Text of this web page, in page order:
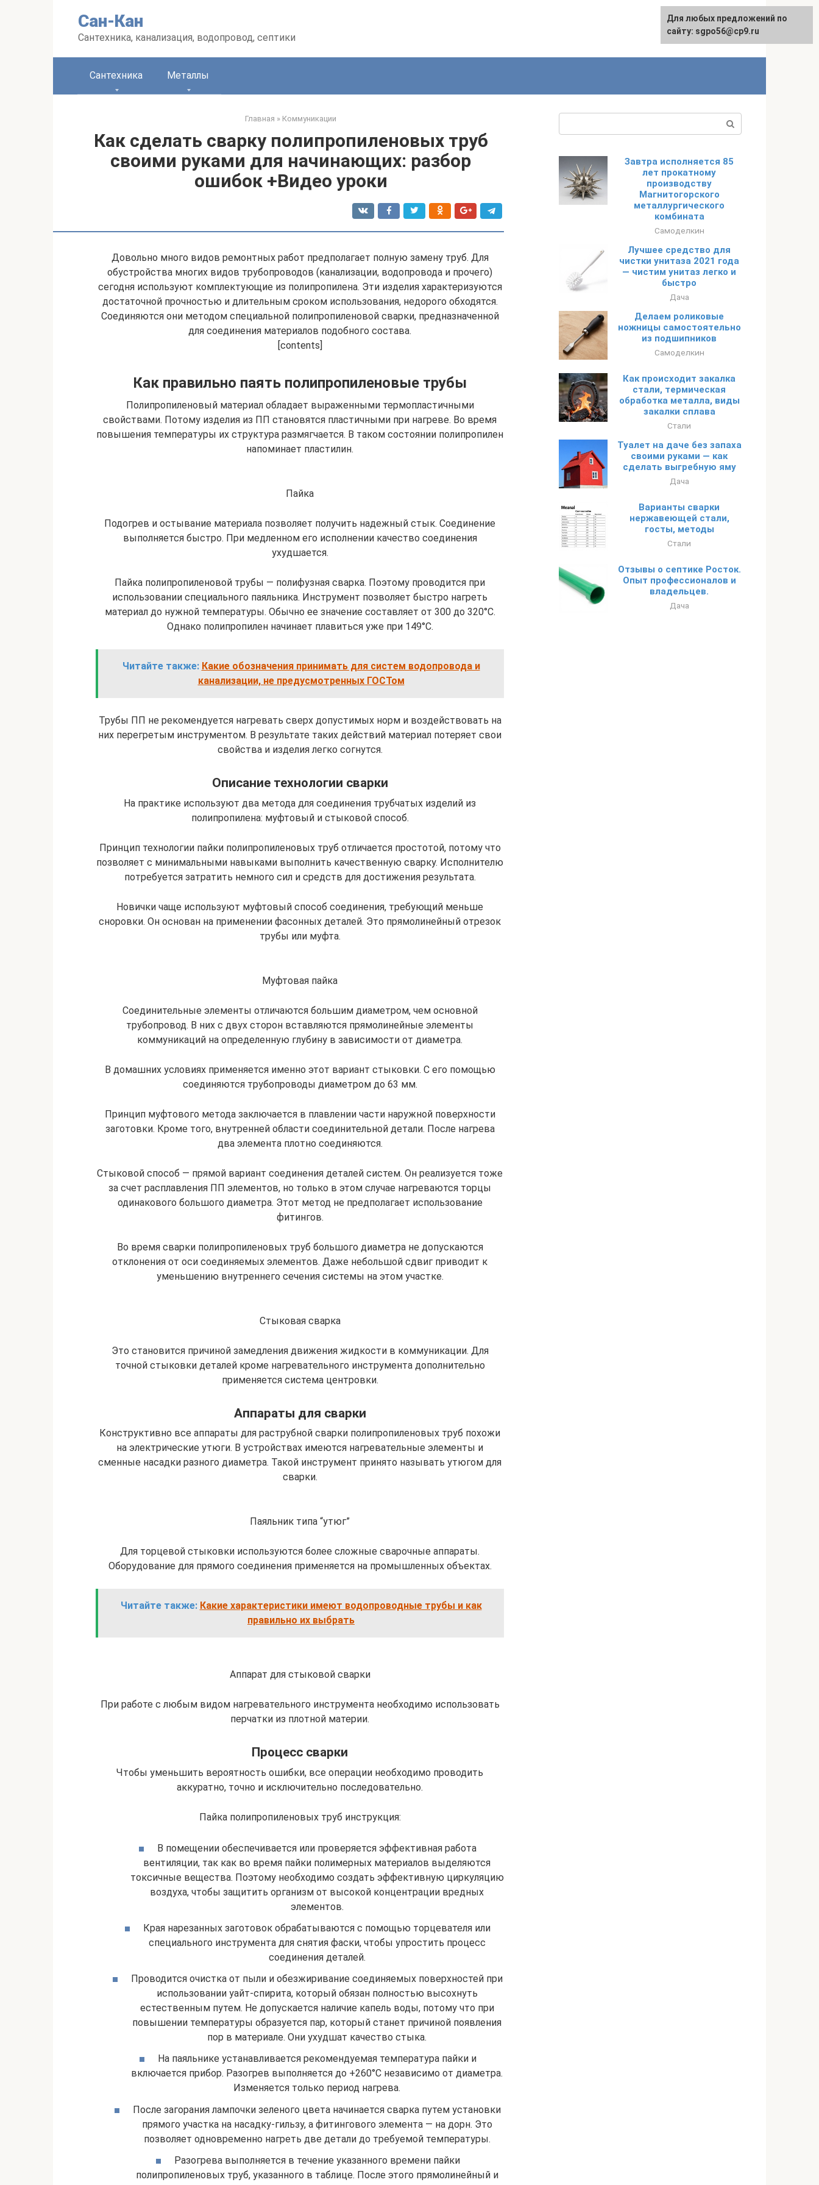
Сан-Кан
Сантехника, канализация, водопровод, септики
English
Сантехника Металлы
Главная » Коммуникации
Как сделать сварку полипропиленовых труб
своими руками для начинающих: разбор
ошибок +Видео уроки
Довольно много видов ремонтных работ предполагает полную замену труб. Для
обустройства многих видов трубопроводов (канализации, водопровода и прочего)
сегодня используют комплектующие из полипропилена. Эти изделия характеризуются
достаточной прочностью и длительным сроком использования, недорого обходятся.
Соединяются они методом специальной полипропиленовой сварки, предназначенной
для соединения материалов подобного состава.
[contents]
Как правильно паять полипропиленовые трубы
Полипропиленовый материал обладает выраженными термопластичными
свойствами. Потому изделия из ПП становятся пластичными при нагреве. Во время
повышения температуры их структура размягчается. В таком состоянии полипропилен
напоминает пластилин.
Пайка
Подогрев и остывание материала позволяет получить надежный стык. Соединение
выполняется быстро. При медленном его исполнении качество соединения
ухудшается.
Пайка полипропиленовой трубы — полифузная сварка. Поэтому проводится при
использовании специального паяльника. Инструмент позволяет быстро нагреть
материал до нужной температуры. Обычно ее значение составляет от 300 до 320°C.
Однако полипропилен начинает плавиться уже при 149°C.
Читайте также: Какие обозначения принимать для систем водопровода и
канализации, не предусмотренных ГОСТом
Трубы ПП не рекомендуется нагревать сверх допустимых норм и воздействовать на
них перегретым инструментом. В результате таких действий материал потеряет свои
свойства и изделия легко согнутся.
Описание технологии сварки
На практике используют два метода для соединения трубчатых изделий из
полипропилена: муфтовый и стыковой способ.
Принцип технологии пайки полипропиленовых труб отличается простотой, потому что
позволяет с минимальными навыками выполнить качественную сварку. Исполнителю
потребуется затратить немного сил и средств для достижения результата.
Новички чаще используют муфтовый способ соединения, требующий меньше
сноровки. Он основан на применении фасонных деталей. Это прямолинейный отрезок
трубы или муфта.
Муфтовая пайка
Соединительные элементы отличаются большим диаметром, чем основной
трубопровод. В них с двух сторон вставляются прямолинейные элементы
коммуникаций на определенную глубину в зависимости от диаметра.
В домашних условиях применяется именно этот вариант стыковки. С его помощью
соединяются трубопроводы диаметром до 63 мм.
Принцип муфтового метода заключается в плавлении части наружной поверхности
заготовки. Кроме того, внутренней области соединительной детали. После нагрева
два элемента плотно соединяются.
Стыковой способ — прямой вариант соединения деталей систем. Он реализуется тоже
за счет расплавления ПП элементов, но только в этом случае нагреваются торцы
одинакового большого диаметра. Этот метод не предполагает использование
фитингов.
Во время сварки полипропиленовых труб большого диаметра не допускаются
отклонения от оси соединяемых элементов. Даже небольшой сдвиг приводит к
уменьшению внутреннего сечения системы на этом участке.
Стыковая сварка
Это становится причиной замедления движения жидкости в коммуникации. Для
точной стыковки деталей кроме нагревательного инструмента дополнительно
применяется система центровки.
Аппараты для сварки
Конструктивно все аппараты для раструбной сварки полипропиленовых труб похожи
на электрические утюги. В устройствах имеются нагревательные элементы и
сменные насадки разного диаметра. Такой инструмент принято называть утюгом для
сварки.
Паяльник типа “утюг”
Для торцевой стыковки используются более сложные сварочные аппараты.
Оборудование для прямого соединения применяется на промышленных объектах.
Читайте также: Какие характеристики имеют водопроводные трубы и как
правильно их выбрать
Аппарат для стыковой сварки
При работе с любым видом нагревательного инструмента необходимо использовать
перчатки из плотной материи.
Процесс сварки
Чтобы уменьшить вероятность ошибки, все операции необходимо проводить
аккуратно, точно и исключительно последовательно.
Пайка полипропиленовых труб инструкция:
В помещении обеспечивается или проверяется эффективная работа
вентиляции, так как во время пайки полимерных материалов выделяются
токсичные вещества. Поэтому необходимо создать эффективную циркуляцию
воздуха, чтобы защитить организм от высокой концентрации вредных
элементов.
Края нарезанных заготовок обрабатываются с помощью торцевателя или
специального инструмента для снятия фаски, чтобы упростить процесс
соединения деталей.
Проводится очистка от пыли и обезжиривание соединяемых поверхностей при
использовании уайт-спирита, который обязан полностью высохнуть
естественным путем. Не допускается наличие капель воды, потому что при
повышении температуры образуется пар, который станет причиной появления
пор в материале. Они ухудшат качество стыка.
На паяльнике устанавливается рекомендуемая температура пайки и
включается прибор. Разогрев выполняется до +260°C независимо от диаметра.
Изменяется только период нагрева.
После загорания лампочки зеленого цвета начинается сварка путем установки
прямого участка на насадку-гильзу, а фитингового элемента — на дорн. Это
позволяет одновременно нагреть две детали до требуемой температуры.
Разогрева выполняется в течение указанного времени пайки
полипропиленовых труб, указанного в таблице. После этого прямолинейный и
Завтра исполняется 85
лет прокатному
производству
Магнитогорского
металлургического
комбината
Самоделкин
Лучшее средство для
чистки унитаза 2021 года
— чистим унитаз легко и
быстро
Дача
Делаем роликовые
ножницы самостоятельно
из подшипников
Самоделкин
Как происходит закалка
стали, термическая
обработка металла, виды
закалки сплава
Стали
Туалет на даче без запаха
своими руками — как
сделать выгребную яму
Дача
Варианты сварки
нержавеющей стали,
госты, методы
Стали
Отзывы о септике Росток.
Опыт профессионалов и
владельцев.
Дача
Для любых предложений по
сайту: sgpo56@cp9.ru